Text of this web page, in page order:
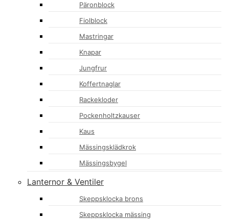
Päronblock
Fiolblock
Mastringar
Knapar
Jungfrur
Koffertnaglar
Rackekloder
Pockenholtzkauser
Kaus
Mässingsklädkrok
Mässingsbygel
Lanternor & Ventiler
Skeppsklocka brons
Skeppsklocka mässing